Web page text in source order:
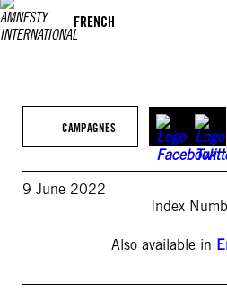
FRENCH
CAMPAGNES
9 June 2022
Index
Also available in